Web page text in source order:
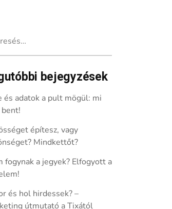
bejegyzések
és adatok a pult mögül: mi
építesz, vagy
Mindkettőt?
fogynak a jegyek? Elfogyott a
és hol hirdessek? –
útmutató a Tixától